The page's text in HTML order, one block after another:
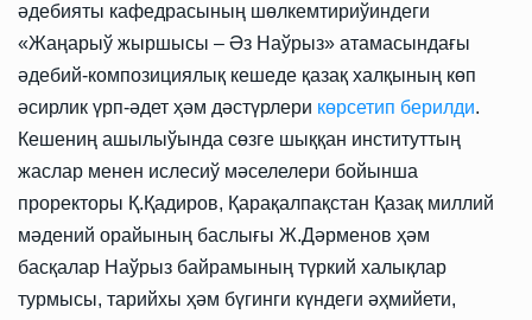
әдебияты кафедрасының шөлкемтириўиндеги
«Жаңарыў жыршысы – Әз Наўрыз» атамасындағы
әдебий-композициялық кешеде қазақ халқының көп
әсирлик үрп-әдет ҳәм дәстүрлери көрсетип берилди.
Кешениң ашылыўында сөзге шыққан институттың
жаслар менен ислесиў мәселелери бойынша
проректоры Қ.Қадиров, Қарақалпақстан Қазақ миллий
мәдений орайының баслығы Ж.Дәрменов ҳәм
басқалар Наўрыз байрамының түркий халықлар
турмысы, тарийхы ҳәм бүгинги күндеги әҳмийети,